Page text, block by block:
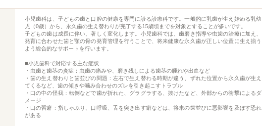
小児歯科は、子どもの歯と口腔の健康を専門に診る診療科です。一般的に乳歯が生え始める乳幼
児（0歳）から、永久歯の生え替わりが完了する15歳頃までを対象とすることが多いです。
子どもの歯は成長に伴い、著しく変化します。小児歯科では、歯磨き指導や虫歯の治療に加え、
発育に合わせた歯と顎の骨の発育管理を行うことで、将来健康な永久歯が正しい位置に生え揃う
よう総合的なサポートを行います。
■小児歯科で対応する主な症状
・虫歯と歯茎の炎症：虫歯の痛みや、磨き残しによる歯茎の腫れや出血など
・歯の生え替わりと歯並びの問題：左右で生え替わる時期が違う、ずれた位置から永久歯が生え
てくるなど、歯の傾きや噛み合わせのズレを引き起こすトラブル
・口の中の怪我：転倒などで歯が折れた、グラグラする、抜けたなど、外部からの衝撃によるダ
メージ
・口の習癖：指しゃぶり、口呼吸、舌を突き出す癖などは、将来の歯並びに悪影響を及ぼす恐れ
がある